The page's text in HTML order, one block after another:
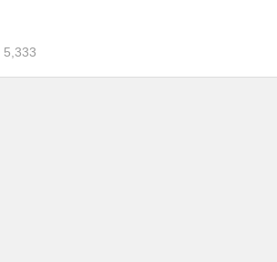
5,333